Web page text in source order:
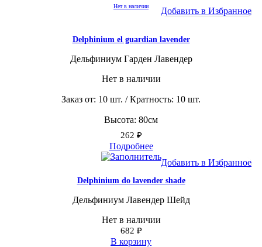
Нет в наличии Добавить в Избранное
Delphinium el guardian lavender
Дельфиниум Гарден Лавендер
Нет в наличии
Заказ от: 10 шт. / Кратность: 10 шт.
Высота: 80см
262 ₽
Подробнее
Добавить в Избранное
Delphinium do lavender shade
Дельфиниум Лавендер Шейд
Нет в наличии
682 ₽
В корзину